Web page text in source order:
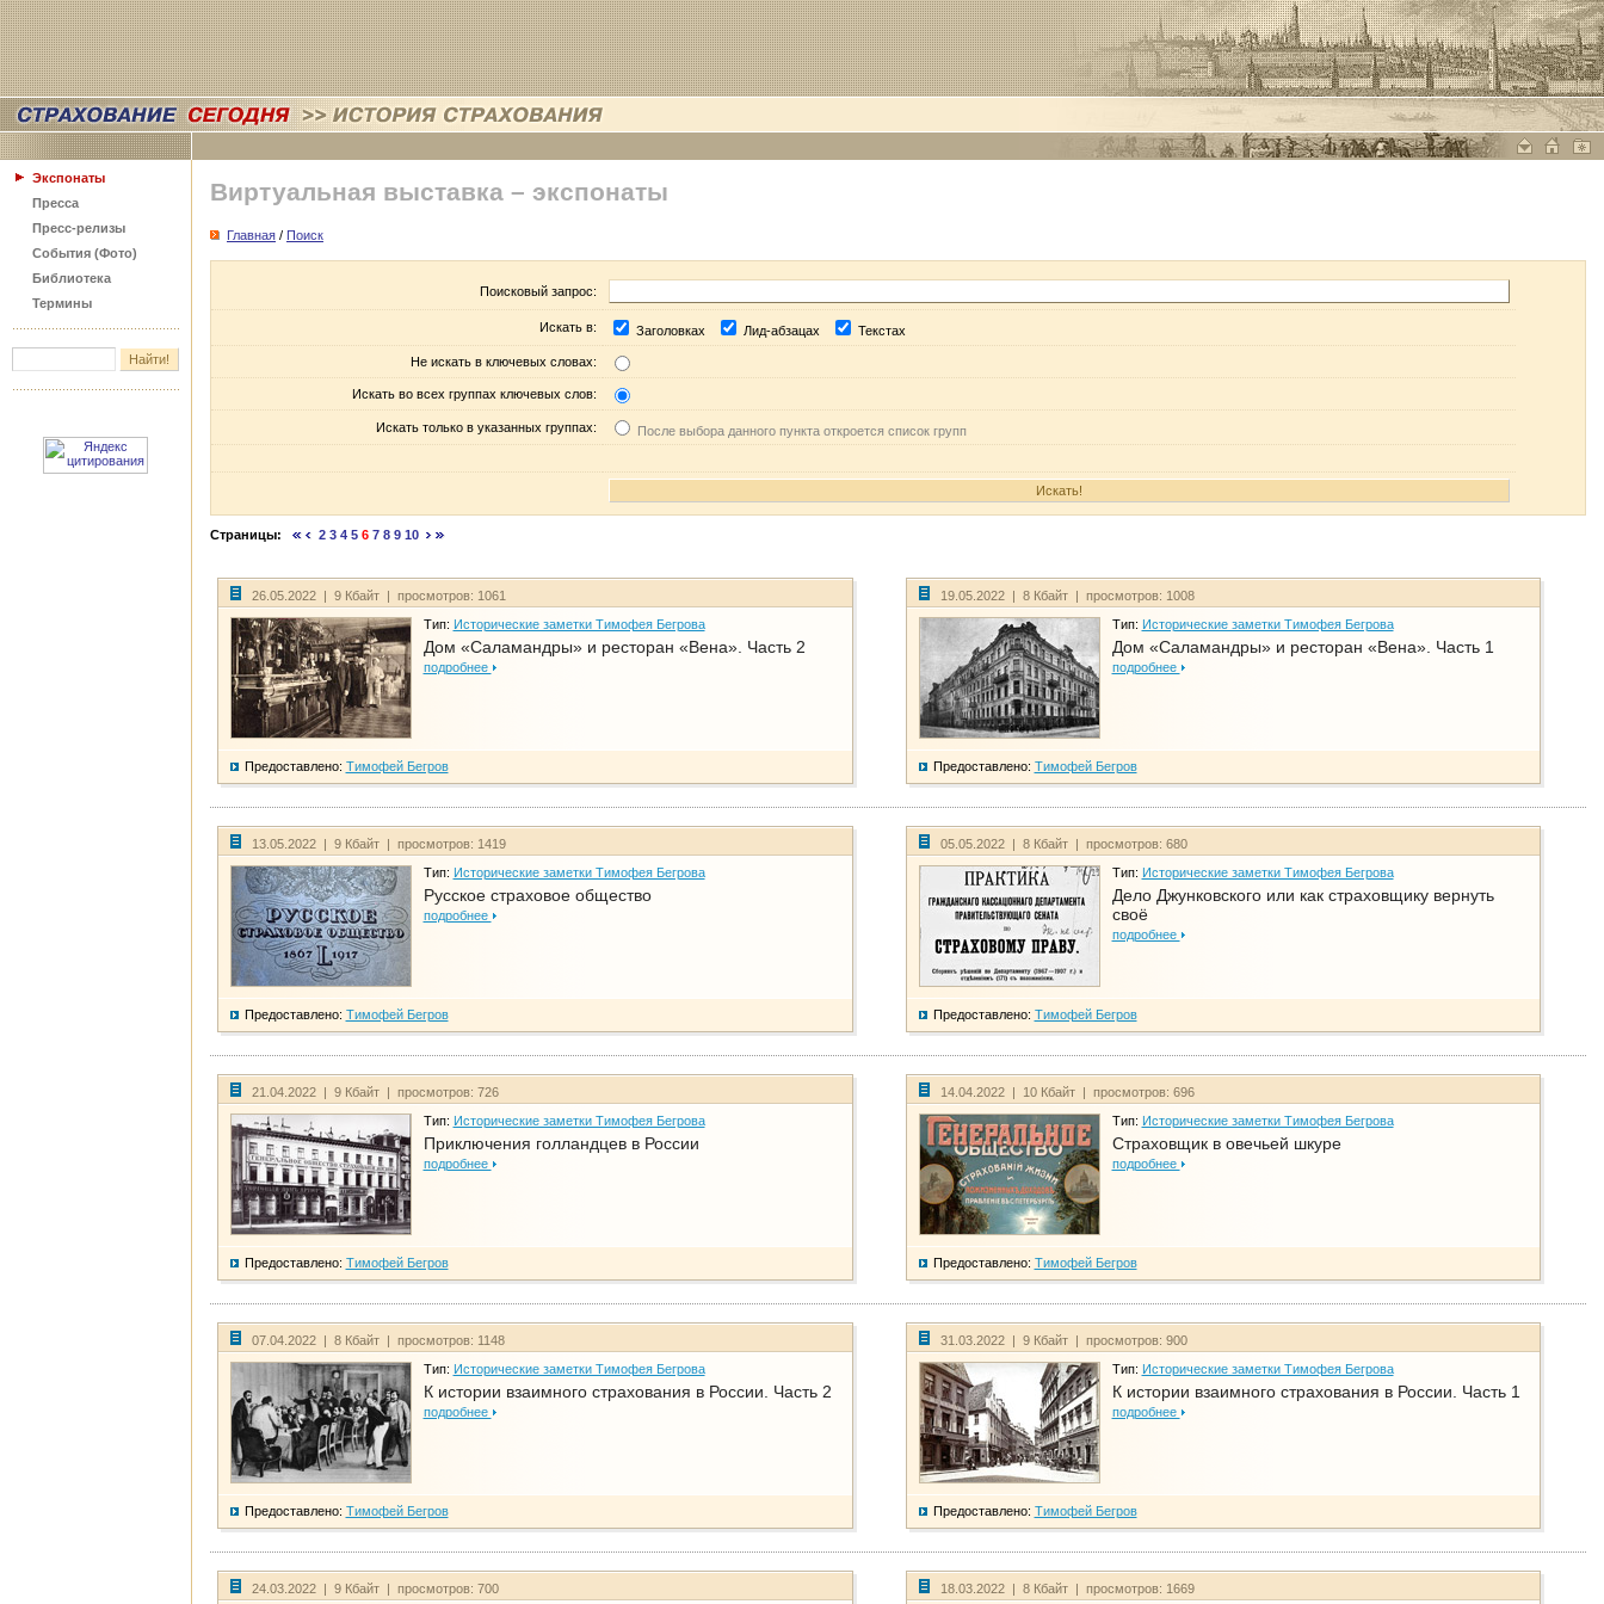
Экспонаты
Пресса
Пресс-релизы
События (Фото)
Библиотека
Термины
Виртуальная выставка – экспонаты
Главная / Поиск
Поисковый запрос:
Искать в: Заголовках Лид-абзацах Текстах
Не искать в ключевых словах:
Искать во всех группах ключевых слов:
Искать только в указанных группах: После выбора данного пункта откроется список групп
Страницы: 2 3 4 5 6 7 8 9 10
26.05.2022 | 9 Кбайт | просмотров: 1061
Тип: Исторические заметки Тимофея Бегрова
Дом «Саламандры» и ресторан «Вена». Часть 2
подробнее
Предоставлено: Тимофей Бегров
19.05.2022 | 8 Кбайт | просмотров: 1008
Тип: Исторические заметки Тимофея Бегрова
Дом «Саламандры» и ресторан «Вена». Часть 1
подробнее
Предоставлено: Тимофей Бегров
13.05.2022 | 9 Кбайт | просмотров: 1419
Тип: Исторические заметки Тимофея Бегрова
Русское страховое общество
подробнее
Предоставлено: Тимофей Бегров
05.05.2022 | 8 Кбайт | просмотров: 680
Тип: Исторические заметки Тимофея Бегрова
Дело Джунковского или как страховщику вернуть
своё
подробнее
Предоставлено: Тимофей Бегров
21.04.2022 | 9 Кбайт | просмотров: 726
Тип: Исторические заметки Тимофея Бегрова
Приключения голландцев в России
подробнее
Предоставлено: Тимофей Бегров
14.04.2022 | 10 Кбайт | просмотров: 696
Тип: Исторические заметки Тимофея Бегрова
Страховщик в овечьей шкуре
подробнее
Предоставлено: Тимофей Бегров
07.04.2022 | 8 Кбайт | просмотров: 1148
Тип: Исторические заметки Тимофея Бегрова
К истории взаимного страхования в России. Часть 2
подробнее
Предоставлено: Тимофей Бегров
31.03.2022 | 9 Кбайт | просмотров: 900
Тип: Исторические заметки Тимофея Бегрова
К истории взаимного страхования в России. Часть 1
подробнее
Предоставлено: Тимофей Бегров
24.03.2022 | 9 Кбайт | просмотров: 700 18.03.2022 | 8 Кбайт | просмотров: 1669